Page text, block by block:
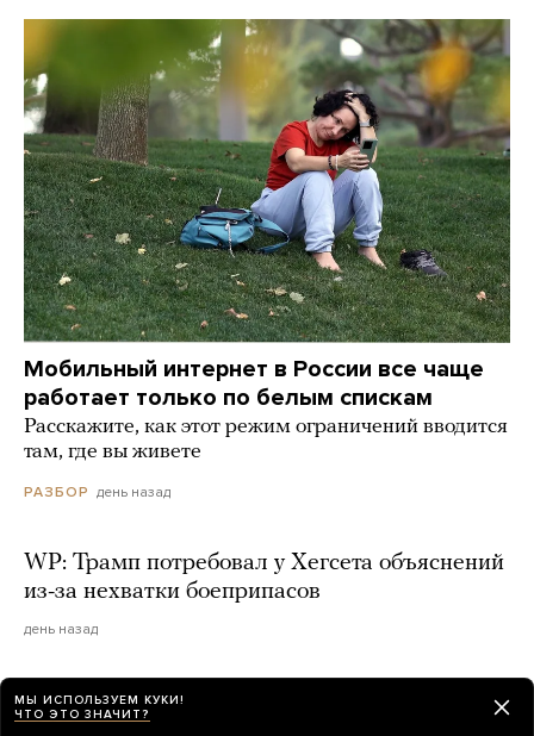
Мобильный интернет в России все чаще
работает только по белым спискам
Расскажите, как этот режим ограничений вводится
там, где вы живете
РАЗБОР день назад
WP: Трамп потребовал у Хегсета объяснений
из-за нехватки боеприпасов
день назад
ЦРУ создало специальную группу для
давления на власти Кубы. Ее задача —
МЫ ИСПОЛЬЗУЕМ КУКИ!
ЧТО ЭТО ЗНАЧИТ?